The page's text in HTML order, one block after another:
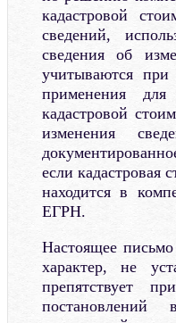
кадастровой
сведений,
сведения об
учитываются
применения
кадастровой
изменения
если кадастровая
находится в
ЕГРН.
Настоящее
характер, не
препятствует